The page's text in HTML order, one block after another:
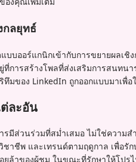
กลยุทธ์
บบออร์แกนิกเข้ากับการขยายผลเ
การสร้างโพลที่ส่งเสริมการสนทน
ของ LinkedIn ถูกออกแบบมาเพื่อ
ละอัน
มีส่วนร่วมที่สม่ำเสมอ ไม่ใช่ความส
ชีพ และเทรนด์ตามฤดูกาล เพื่อรัก
ยล้าของผู้ชม ในขณะที่รักษาให้โป